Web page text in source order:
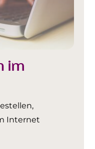
im
Internet